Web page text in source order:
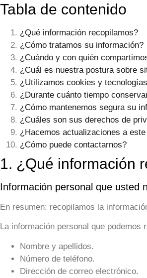
Tabla de contenido
¿Qué información recopilamos?
¿Cómo tratamos su información?
¿Cuándo y con quién
¿Cuál es nuestra postura sobre
¿Utilizamos cookies y
¿Durante cuánto tiempo
¿Cómo mantenemos segura su
¿Cuáles son sus derechos de
¿Hacemos actualizaciones a
¿Cómo puede contactarnos?
1. ¿Qué información
Información personal que usted
En resumen: recopilamos la
La información personal que podemos
Nombre y apellidos.
Número de teléfono.
Dirección de correo electrónico.